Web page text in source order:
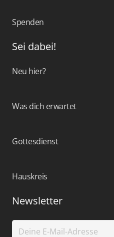
Spenden
Sei dabei!
Neu hier?
Was dich erwartet
Gottesdienst
Hauskreis
Newsletter